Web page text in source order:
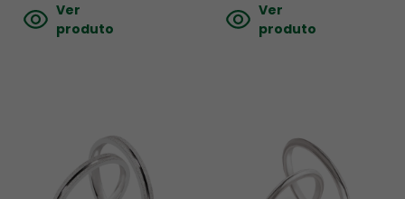
Ver
produto
Ver
produto